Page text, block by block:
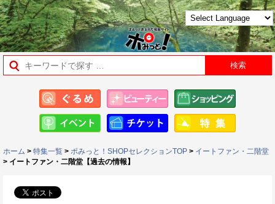
ホーム > 特集一覧 > ポみっと！SHOPセレクションTOP > イートファン・二階堂
> イートファン・二階堂【過去の情報】